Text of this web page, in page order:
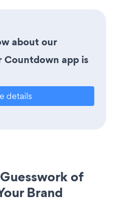
about our
Countdown app is
details
of
Brand